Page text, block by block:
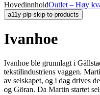
HovedinnholdOutlet – Høy
a11y-plp-skip-to-products
Ivanhoe
Ivanhoe ble grunnlagt i
tekstilindustriens vaggen.
av selskapet, og i dag drives
og Göran. Da Martin startet